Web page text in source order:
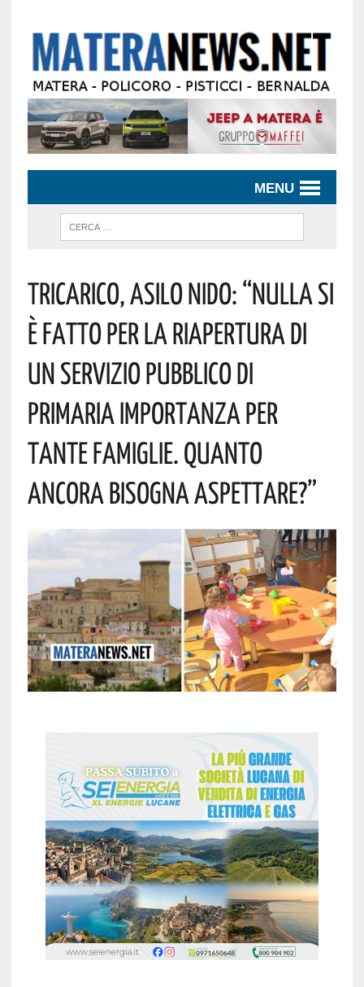
MENU
Tricarico, Asilo Nido: “Nulla Si
È Fatto Per La Riapertura Di
Un Servizio Pubblico Di
Primaria Importanza Per
Tante Famiglie. Quanto
Ancora Bisogna Aspettare?”